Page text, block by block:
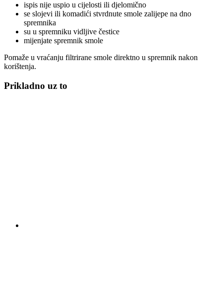
ispis nije uspio u cijelosti ili djelomično
se slojevi ili komadići stvrdnute smole zalijepe na dno
spremnika
su u spremniku vidljive čestice
mijenjate spremnik smole
Pomaže u vraćanju filtrirane smole direktno u spremnik nakon
korištenja.
Prikladno uz to